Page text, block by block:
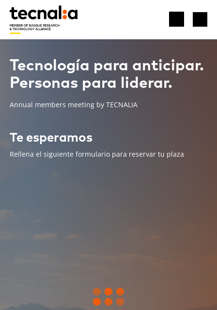
Tecnología para anticipar.
Personas para liderar.
Annual members meeting by TECNALIA
Te esperamos
Rellena el siguiente formulario para reservar tu plaza